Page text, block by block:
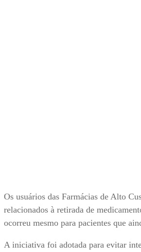
Os usuários das Farmácias de Alto
relacionados à retirada de
ocorreu mesmo para pacientes que
A iniciativa foi adotada para evitar